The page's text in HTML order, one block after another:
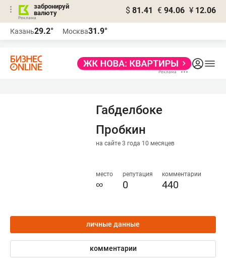
забронируй
валюту
$ 81.41 € 94.06 ¥ 12.06
Казань29.2° Москва31.9°
Габделбоке
Пробкин
на сайте 3 года 10 месяцев
место
∞
репутация
0
комментарии
440
личные данные
комментарии